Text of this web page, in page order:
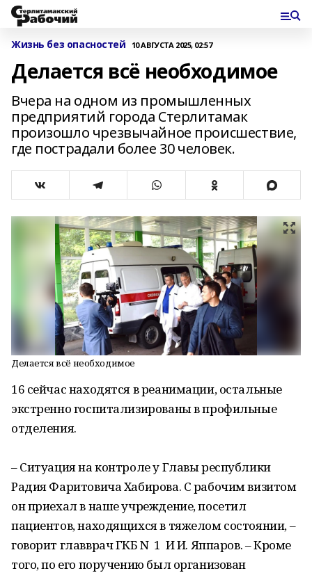
Жизнь без опасностей 10 АВГУСТА 2025, 02:57
Делается всё необходимое
Вчера на одном из промышленных
предприятий города Стерлитамак
произошло чрезвычайное происшествие,
где пострадали более 30 человек.
Делается всё необходимое
16 сейчас находятся в реанимации, остальные
экстренно госпитализированы в профильные
отделения.
– Ситуация на контроле у Главы республики
Радия Фаритовича Хабирова. С рабочим визитом
он приехал в наше учреждение, посетил
пациентов, находящихся в тяжелом состоянии, –
говорит главврач ГКБ N 1 И И. Яппаров. – Кроме
того, по его поручению был организован